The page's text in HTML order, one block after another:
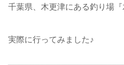
千葉県、木更津にある釣り場『
実際に行ってみました♪